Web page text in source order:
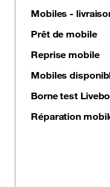
Mobiles -
Prêt de mobile
Reprise mobile
Mobiles
Borne test
Réparation